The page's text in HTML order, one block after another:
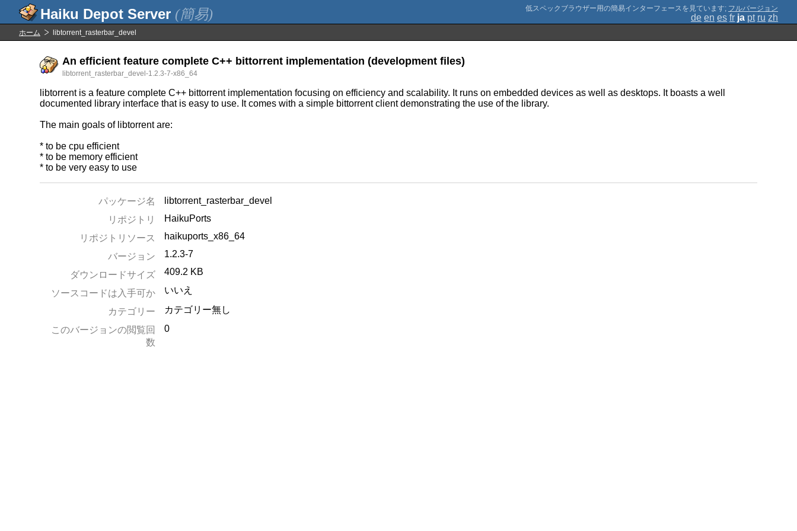
(簡易) ; フルバージョン
de en es fr ja pt ru zh
ホーム libtorrent_rasterbar_devel
An efficient feature complete C++ bittorrent implementation (development files)
libtorrent_rasterbar_devel-1.2.3-7-x86_64
libtorrent is a feature complete C++ bittorrent implementation focusing on efficiency and scalability. It runs on embedded devices as well as desktops. It boasts a well
documented library interface that is easy to use. It comes with a simple bittorrent client demonstrating the use of the library.
The main goals of libtorrent are:
* to be cpu efficient
* to be memory efficient
* to be very easy to use
パッケージ名
libtorrent_rasterbar_devel
リポジトリ
HaikuPorts
リポジトリソース
haikuports_x86_64
バージョン
1.2.3-7
ダウンロードサイズ 409.2 KB
ソースコードは入手可か いいえ
カテゴリー
カテゴリー無し
このバージョンの閲覧回
数
0